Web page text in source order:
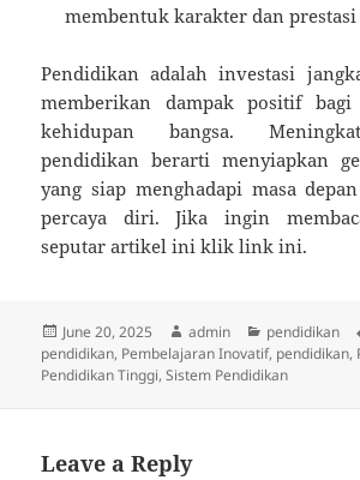
membentuk karakter dan prestasi
Pendidikan adalah investasi
memberikan dampak positif
kehidupan bangsa.
pendidikan berarti menyiapkan
yang siap menghadapi masa
percaya diri. Jika ingin
seputar artikel ini klik link ini.
Posted
on
June 20, 2025 Author
admin Categories
pendidikan
pendidikan, Pembelajaran Inovatif, pendidikan,
Pendidikan Tinggi,Sistem Pendidikan
Leave a Reply